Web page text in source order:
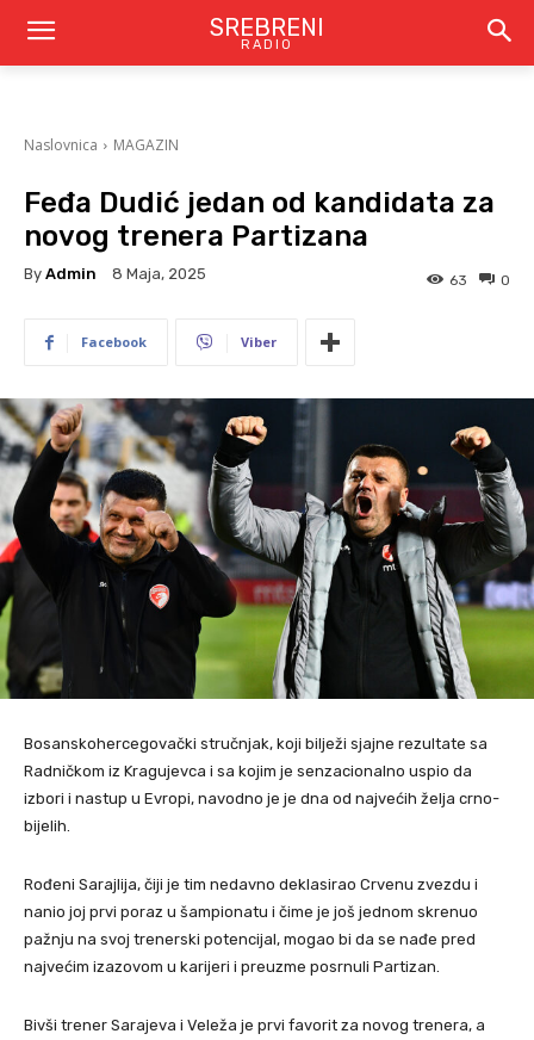
SREBRENI
RADIO
Naslovnica MAGAZIN
Feđa Dudić jedan od kandidata za
novog trenera Partizana
By Admin 8 Maja, 2025 0
63
Facebook Viber
Bosanskohercegovački stručnjak, koji bilježi sjajne rezultate sa
Radničkom iz Kragujevca i sa kojim je senzacionalno uspio da
izbori i nastup u Evropi, navodno je je dna od najvećih želja crno-
bijelih.
Rođeni Sarajlija, čiji je tim nedavno deklasirao Crvenu zvezdu i
nanio joj prvi poraz u šampionatu i čime je još jednom skrenuo
pažnju na svoj trenerski potencijal, mogao bi da se nađe pred
najvećim izazovom u karijeri i preuzme posrnuli Partizan.
Bivši trener Sarajeva i Veleža je prvi favorit za novog trenera, a